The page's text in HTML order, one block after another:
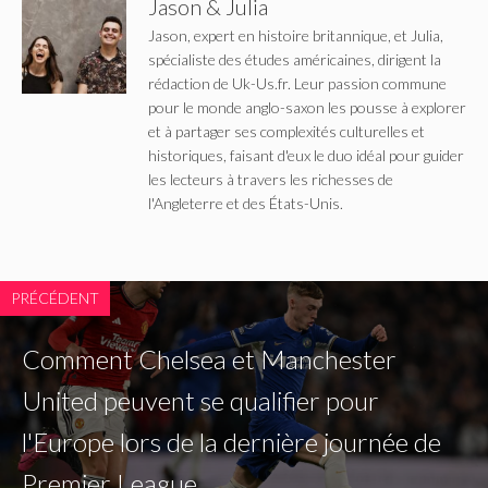
Jason & Julia
Jason, expert en histoire britannique, et Julia,
spécialiste des études américaines, dirigent la
rédaction de Uk-Us.fr. Leur passion commune
pour le monde anglo-saxon les pousse à explorer
et à partager ses complexités culturelles et
historiques, faisant d'eux le duo idéal pour guider
les lecteurs à travers les richesses de
l'Angleterre et des États-Unis.
PRÉCÉDENT
Comment Chelsea et Manchester
United peuvent se qualifier pour
l'Europe lors de la dernière journée de